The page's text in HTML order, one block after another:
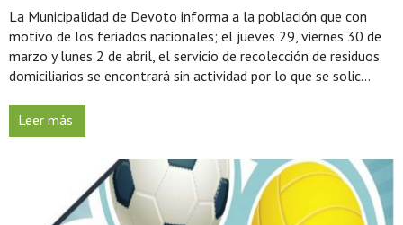
La Municipalidad de Devoto informa a la población que con
motivo de los feriados nacionales; el jueves 29, viernes 30 de
marzo y lunes 2 de abril, el servicio de recolección de residuos
domiciliarios se encontrará sin actividad por lo que se solic...
Leer más